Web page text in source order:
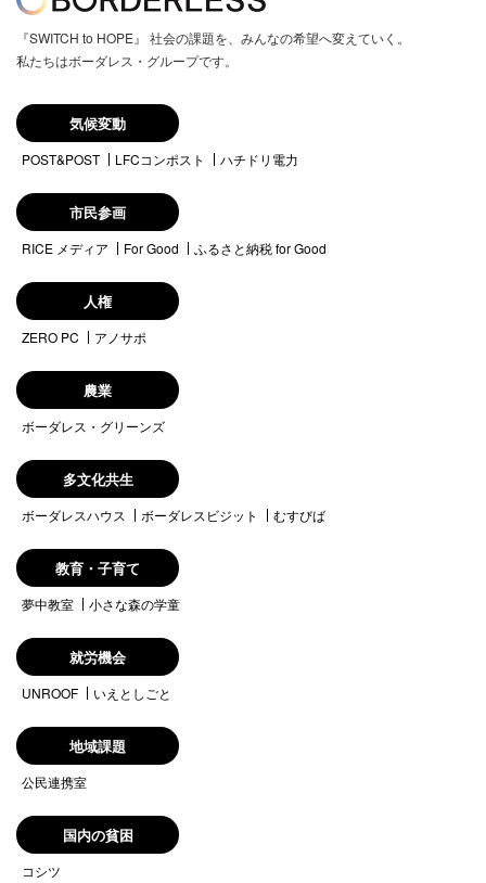
『SWITCH to HOPE』 社会の課題を、みんなの希望へ変えていく。
私たちはボーダレス・グループです。
気候変動
POST&POST LFCコンポスト ハチドリ電力
市民参画
RICE メディア For Good ふるさと納税 for Good
人権
ZERO PC アノサポ
農業
ボーダレス・グリーンズ
多文化共生
ボーダレスハウス ボーダレスビジット むすびば
教育・子育て
夢中教室 小さな森の学童
就労機会
UNROOF いえとしごと
地域課題
公民連携室
国内の貧困
コシツ